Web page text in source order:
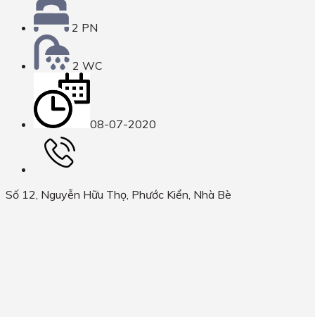
2 PN
2 WC
08-07-2020
Số 12, Nguyễn Hữu Thọ, Phước Kiển, Nhà Bè